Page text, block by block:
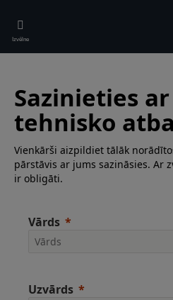
main
content
Izvēlne
Sazinieties ar
tehnisko
Vienkārši aizpildiet tālāk
pārstāvis ar jums sazināsies. Ar
ir obligāti.
Vārds
Uzvārds